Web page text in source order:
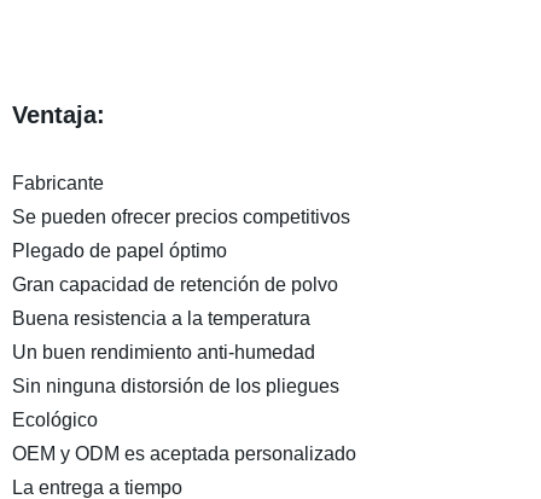
Ventaja:
Fabricante
Se pueden ofrecer precios competitivos
Plegado de papel óptimo
Gran capacidad de retención de polvo
Buena resistencia a la temperatura
Un buen rendimiento anti-humedad
Sin ninguna distorsión de los pliegues
Ecológico
OEM y ODM es aceptada personalizado
La entrega a tiempo